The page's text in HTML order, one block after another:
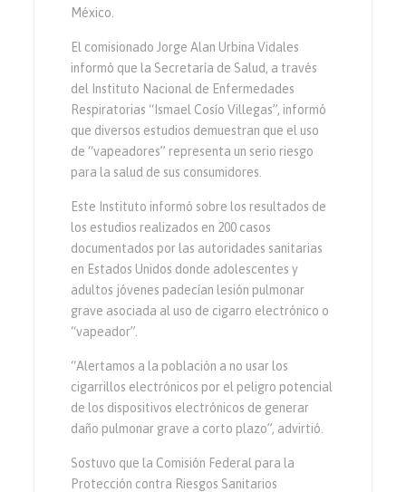
México.
El comisionado Jorge Alan Urbina Vidales
informó que la Secretaría de Salud, a través
del Instituto Nacional de Enfermedades
Respiratorias “Ismael Cosío Villegas”, informó
que diversos estudios demuestran que el uso
de “vapeadores” representa un serio riesgo
para la salud de sus consumidores.
Este Instituto informó sobre los resultados de
los estudios realizados en 200 casos
documentados por las autoridades sanitarias
en Estados Unidos donde adolescentes y
adultos jóvenes padecían lesión pulmonar
grave asociada al uso de cigarro electrónico o
“vapeador”.
“Alertamos a la población a no usar los
cigarrillos electrónicos por el peligro potencial
de los dispositivos electrónicos de generar
daño pulmonar grave a corto plazo”, advirtió.
Sostuvo que la Comisión Federal para la
Protección contra Riesgos Sanitarios